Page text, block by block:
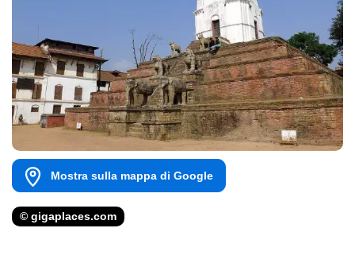
Mostra sulla mappa di Google
© gigaplaces.com